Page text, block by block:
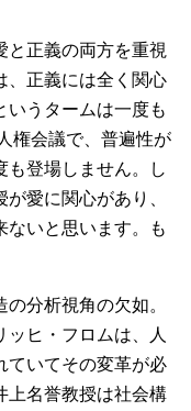
と正義の両方を重視
、正義には全く関心
いうタームは一度も
権会議で、普遍性が
も登場しません。し
愛に関心があり、
ないと思います。も
分析視角の欠如。
ヒ・フロムは、人
ていてその変革が必
上名誉教授は社会構